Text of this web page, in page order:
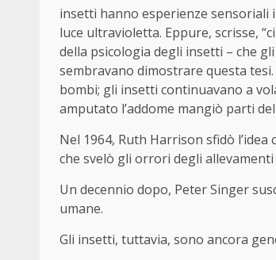
insetti hanno esperienze sensoriali
luce ultravioletta. Eppure, scrisse,
della psicologia degli insetti – che
sembravano dimostrare questa
bombi; gli insetti continuavano a
amputato l’addome mangiò parti
Nel 1964, Ruth Harrison sfidò
che svelò gli orrori degli
Un decennio dopo, Peter Singer
umane.
Gli insetti, tuttavia, sono ancora